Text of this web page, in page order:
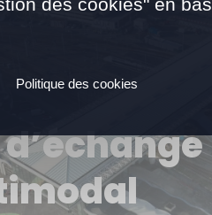
Politique des cookies